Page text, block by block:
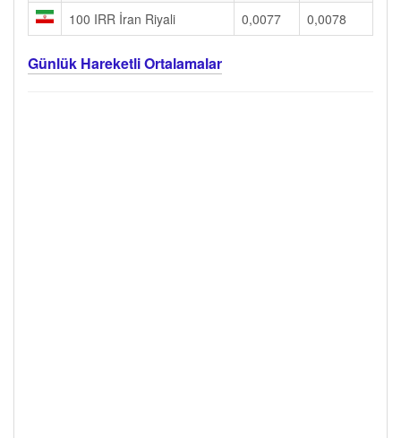
100 IRR İran Riyali
0,0077 0,0078
Günlük Hareketli Ortalamalar